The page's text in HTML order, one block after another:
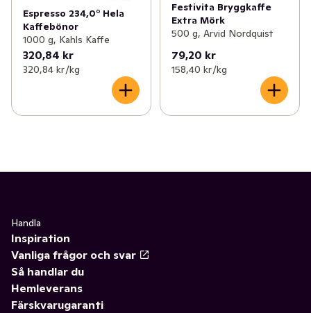
Espresso 234,0° Hela
Kaffebönor
1000 g, Kahls Kaffe
320,84 kr
320,84 kr /kg
Festivita Bryggkaffe
Extra Mörk
500 g, Arvid Nordquist
79,20 kr
158,40 kr /kg
Handla
Inspiration
Vanliga frågor och svar
Så handlar du
Hemleverans
Färskvarugaranti